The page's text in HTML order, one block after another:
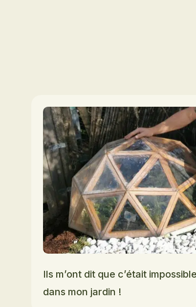
Ils m’ont dit que c’était
dans mon jardin !